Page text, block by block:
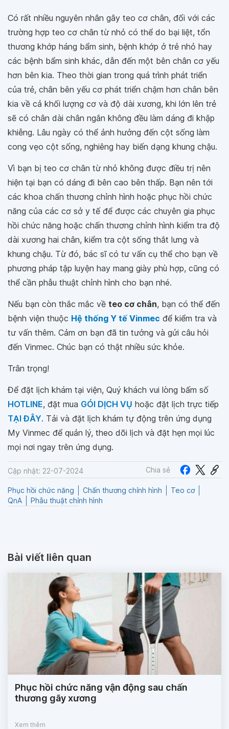
Có rất nhiều nguyên nhân gây teo cơ chân, đối với các
trường hợp teo cơ chân từ nhỏ có thể do bại liệt, tổn
thương khớp háng bẩm sinh, bệnh khớp ở trẻ nhỏ hay
các bệnh bẩm sinh khác, dẫn đến một bên chân cơ yếu
hơn bên kia. Theo thời gian trong quá trình phát triển
của trẻ, chân bên yếu cơ phát triển chậm hơn chân bên
kia về cả khối lượng cơ và độ dài xương, khi lớn lên trẻ
sẽ có chân dài chân ngắn không đều làm dáng đi khập
khiễng. Lâu ngày có thể ảnh hưởng đến cột sống làm
cong vẹo cột sống, nghiêng hay biến dạng khung chậu.
Vì bạn bị teo cơ chân từ nhỏ không được điều trị nên
hiện tại bạn có dáng đi bên cao bên thấp. Bạn nên tới
các khoa chấn thương chỉnh hình hoặc phục hồi chức
năng của các cơ sở y tế để được các chuyên gia phục
hồi chức năng hoặc chấn thương chỉnh hình kiểm tra độ
dài xương hai chân, kiểm tra cột sống thắt lưng và
khung chậu. Từ đó, bác sĩ có tư vấn cụ thể cho bạn về
phương pháp tập luyện hay mang giày phù hợp, cũng có
thể cần phẫu thuật chỉnh hình cho bạn nhé.
Nếu bạn còn thắc mắc về teo cơ chân, bạn có thể đến
bệnh viện thuộc Hệ thống Y tế Vinmec để kiểm tra và
tư vấn thêm. Cảm ơn bạn đã tin tưởng và gửi câu hỏi
đến Vinmec. Chúc bạn có thật nhiều sức khỏe.
Trân trọng!
Để đặt lịch khám tại viện, Quý khách vui lòng bấm số
HOTLINE, đặt mua GÓI DỊCH VỤ hoặc đặt lịch trực tiếp
TẠI ĐÂY. Tải và đặt lịch khám tự động trên ứng dụng
My Vinmec để quản lý, theo dõi lịch và đặt hẹn mọi lúc
mọi nơi ngay trên ứng dụng.
Cập nhật: 22-07-2024 Chia sẻ
Phục hồi chức năng Chấn thương chỉnh hình
Teo cơ
QnA
Phẫu thuật chỉnh hình
Bài viết liên quan
Phục hồi chức năng vận động sau chấn
thương gãy xương
Xem thêm